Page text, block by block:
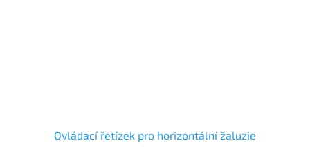
Ovládací řetízek pro horizontální žaluzie